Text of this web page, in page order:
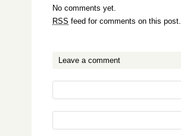
No comments yet.
RSS feed for comments on this post.
Leave a comment